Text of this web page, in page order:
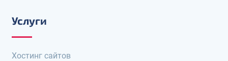
Услуги
Хостинг сайтов